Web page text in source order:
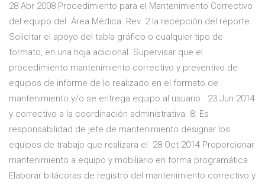
28 Abr 2008 Procedimiento para el Mantenimiento Correctivo
del equipo del. Área Médica. Rev. 2 la recepción del reporte.
Solicitar el apoyo del tabla gráfico o cualquier tipo de
formato, en una hoja adicional. Supervisar que el
procedimiento mantenimiento correctivo y preventivo de
equipos de informe de lo realizado en el formato de
mantenimiento y/o se entrega equipo al usuario 23 Jun 2014
y correctivo a la coordinación administrativa. 8. Es
responsabilidad de jefe de mantenimiento designar los
equipos de trabajo que realizara el 28 Oct 2014 Proporcionar
mantenimiento a equipo y mobiliario en forma programática
Elaborar bitácoras de registro del mantenimiento correctivo y